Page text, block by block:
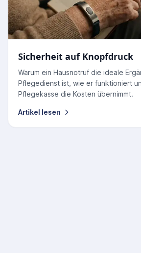
Sicherheit auf Knopfdruck
Warum ein Hausnotruf die ideale
Pflegedienst ist, wie er funktioniert
Pflegekasse die Kosten übernimmt.
Artikel lesen